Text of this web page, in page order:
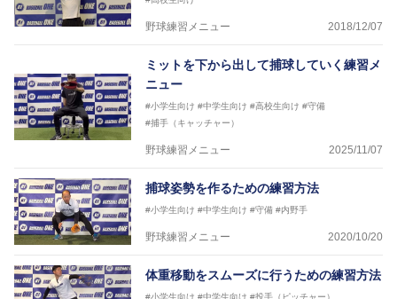
野球練習メニュー 2018/12/07
ミットを下から出して捕球していく練習メ
ニュー
#小学生向け #中学生向け #高校生向け #守備
#捕手（キャッチャー）
野球練習メニュー 2025/11/07
捕球姿勢を作るための練習方法
#小学生向け #中学生向け #守備 #内野手
野球練習メニュー 2020/10/20
体重移動をスムーズに行うための練習方法
#小学生向け #中学生向け #投手（ピッチャー）